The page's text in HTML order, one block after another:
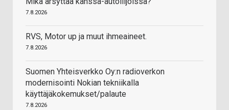
7.8.2026
RVS, Motor up ja muut ihmeaineet.
7.8.2026
Suomen Yhteisverkko Oy:n radioverkon
modernisointi Nokian tekniikalla
käyttäjäkokemukset/palaute
7.8.2026